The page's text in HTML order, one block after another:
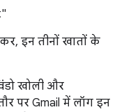
इन तीनों खातों के
खोली और
पर Gmail में लॉग इन